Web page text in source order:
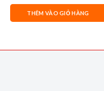
THÊM VÀO GIỎ HÀNG